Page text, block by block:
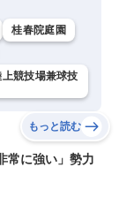
桂春院庭園
競技場兼球技
もっと読む
常に強い」勢力